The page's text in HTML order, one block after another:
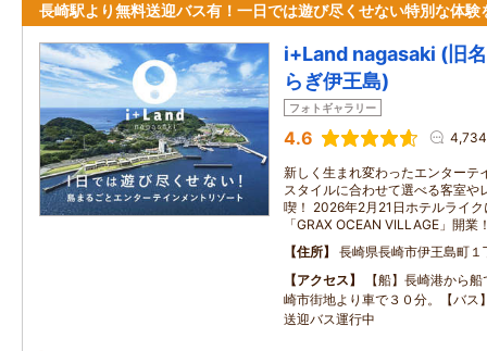
長崎駅より無料送迎バス有！一日では遊び尽くせない特別な体験
i+Land nagasaki (旧
らぎ伊王島)
フォトギャラリー
4.6
新しく生まれ変わったエンターテ
スタイルに合わせて選べる客室や
喫！ 2026年2月21日ホテルライ
「GRAX OCEAN VILLAGE」開業
住所
長崎県長崎市伊王島町
アクセス
【船】長崎港から
崎市街地より車で３０分。【バス
送迎バス運行中